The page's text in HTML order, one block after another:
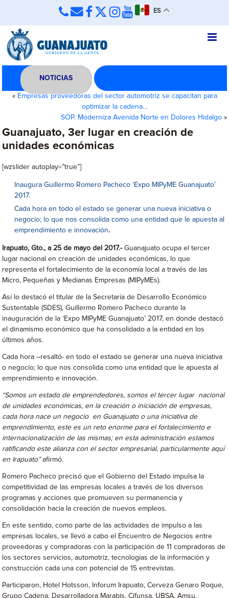
ES
NOTICIAS
« Empresas proveedoras del sector automotriz se capacitan para
optimizar la cadena…
SOP. Moderniza Avenida Norte en Dolores Hidalgo»
Guanajuato, 3er lugar en creación de
unidades económicas
[wzslider autoplay=”true”]
Inaugura Guillermo Romero Pacheco ‘Expo MIPyME Guanajuato’
2017.
Cada hora en todo el estado se generar una nueva iniciativa o
negocio; lo que nos consolida como una entidad que le apuesta al
emprendimiento e innovación.
Irapuato, Gto., a 25 de mayo del 2017.-Guanajuato ocupa el tercer
lugar nacional en creación de unidades económicas, lo que
representa el fortalecimiento de la economía local a través de las
Micro, Pequeñas y Medianas Empresas (MIPyMEs).
Así lo destacó el titular de la Secretaría de Desarrollo Económico
Sustentable (SDES), Guillermo Romero Pacheco durante la
inauguración de la ‘Expo MIPyME Guanajuato’ 2017, en donde destacó
el dinamismo económico que ha consolidado a la entidad en los
últimos años.
Cada hora –resaltó- en todo el estado se generar una nueva iniciativa
o negocio; lo que nos consolida como una entidad que le apuesta al
emprendimiento e innovación.
“Somos un estado de emprendedores, somos el tercer lugar nacional
de unidades económicas, en la creación o iniciación de empresas,
cada hora nace un negocio en Guanajuato o una iniciativa de
emprendimiento, este es un reto enorme para el fortalecimiento e
internacionalización de las mismas; en esta administración estamos
ratificando este alianza con el sector empresarial, particularmente aquí
en Irapuato”afirmó.
Romero Pacheco precisó que el Gobierno del Estado impulsa la
competitividad de las empresas locales a través de los diversos
programas y acciones que promueven su permanencia y
consolidación hacia la creación de nuevos empleos.
En este sentido, como parte de las actividades de impulso a las
empresas locales, se llevó a cabo el Encuentro de Negocios entre
proveedoras y compradoras con la participación de 11 compradoras de
los sectores servicios, automotriz, tecnologías de la información y
construcción cada una con potencial de 15 entrevistas.
Participaron, Hotel Hotsson, Inforum Irapuato, Cerveza Genaro Roque,
Grupo Cadena, Desarrolladora Marabis, Cifunsa, UBSA, Amsu,